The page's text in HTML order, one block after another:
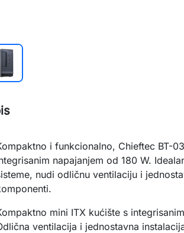
i funkcionalno, Chieftec BT-
napajanjem od 180 W.
nudi odličnu ventilaciju i
mini ITX kućište s
ventilacija i jednostavna